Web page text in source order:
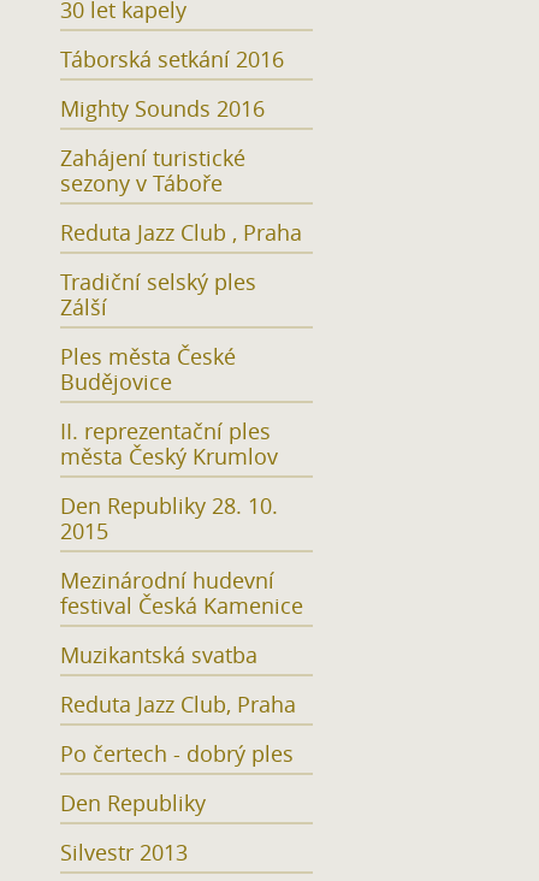
30 let kapely
Táborská setkání 2016
Mighty Sounds 2016
Zahájení turistické
sezony v Táboře
Reduta Jazz Club , Praha
Tradiční selský ples
Zálší
Ples města České
Budějovice
II. reprezentační ples
města Český Krumlov
Den Republiky 28. 10.
2015
Mezinárodní hudevní
festival Česká Kamenice
Muzikantská svatba
Reduta Jazz Club, Praha
Po čertech - dobrý ples
Den Republiky
Silvestr 2013